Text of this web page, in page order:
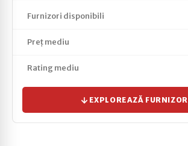
Furnizori disponibili
Preț mediu
Rating mediu
EXPLOREAZĂ